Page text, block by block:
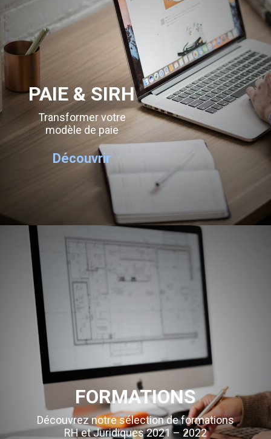
PAIE & SIRH
Transformer votre
modèle de paie
Découvrir
FORMATIONS
Découvrez notre sélection de formations
RH et Juridiques 2021 – 2022